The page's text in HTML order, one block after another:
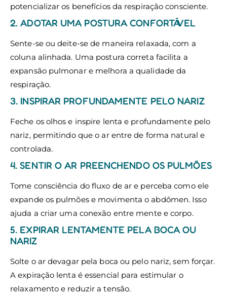
potencializar os benefícios da respiração consciente.
2. ADOTAR UMA POSTURA CONFORTÁVEL
Sente-se ou deite-se de maneira relaxada, com a
coluna alinhada. Uma postura correta facilita a
expansão pulmonar e melhora a qualidade da
respiração.
3. INSPIRAR PROFUNDAMENTE PELO NARIZ
Feche os olhos e inspire lenta e profundamente pelo
nariz, permitindo que o ar entre de forma natural e
controlada.
4. SENTIR O AR PREENCHENDO OS PULMÕES
Tome consciência do fluxo de ar e perceba como ele
expande os pulmões e movimenta o abdômen. Isso
ajuda a criar uma conexão entre mente e corpo.
5. EXPIRAR LENTAMENTE PELA BOCA OU
NARIZ
Solte o ar devagar pela boca ou pelo nariz, sem forçar.
A expiração lenta é essencial para estimular o
relaxamento e reduzir a tensão.